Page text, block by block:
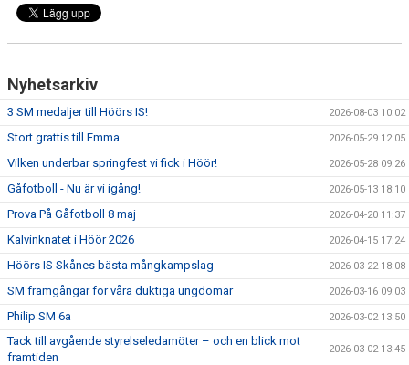
SPONSRING
IDROTTSFÖRSÄKRING
MEDLEMSKAP
MEDLEMS- & TRÄNINGSAVGIFTER
TRÄNINGSTIDER
Nyhetsarkiv
3 SM medaljer till Höörs IS! 2026-08-03 10:02
Stort grattis till Emma 2026-05-29 12:05
Vilken underbar springfest vi fick i Höör! 2026-05-28 09:26
Gåfotboll - Nu är vi igång! 2026-05-13 18:10
Prova På Gåfotboll 8 maj 2026-04-20 11:37
Kalvinknatet i Höör 2026 2026-04-15 17:24
Höörs IS Skånes bästa mångkampslag 2026-03-22 18:08
SM framgångar för våra duktiga ungdomar 2026-03-16 09:03
Philip SM 6a 2026-03-02 13:50
Tack till avgående styrelseledamöter – och en blick mot
framtiden
2026-03-02 13:45